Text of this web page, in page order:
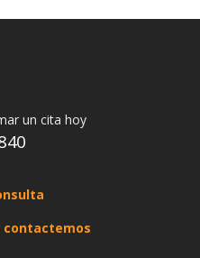
un cita hoy
contactemos